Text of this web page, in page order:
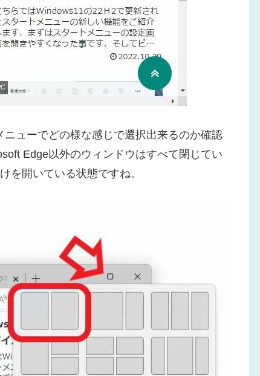
ューでどの様な感じで選択出来るのか確認
Edge以外のウィンドウはすべて閉じてい
を開いている状態ですね。